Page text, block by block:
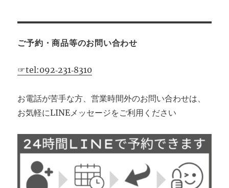
ご予約・商品等のお問い合わせ
☞tel:092‐231‐8310
お電話が苦手な方、営業時間外のお問い合わせは、
お気軽にLINEメッセージをご利用ください